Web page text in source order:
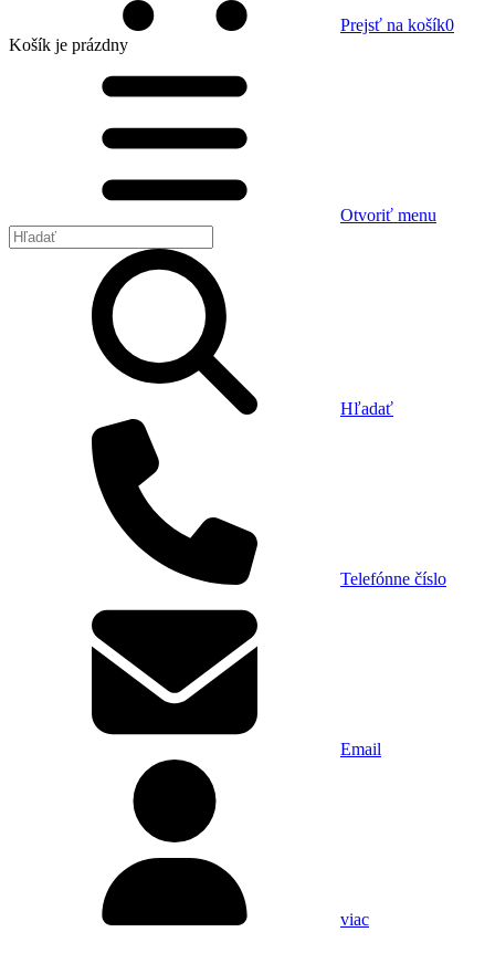
Prejsť na košík0
Košík je prázdny
Otvoriť menu
Hľadať
Telefónne číslo
Email
viac